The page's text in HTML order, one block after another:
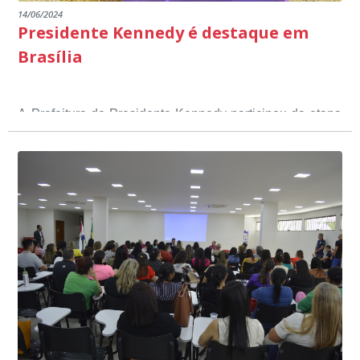
14/06/2024
Presidente Kennedy é destaque em
Brasília
A Prefeitura de Presidente Kennedy participou da etapa
nacional do 12º Prêmio Sebrae Prefeitura
Empreendedora, que visou valorizar e destacar o papel
dos gestores públicos comprometidos com o
desenvolvimento socioeconômico dos municípios, a
partir de iniciativas que estimulam o empreendedorismo,
a competitividade dos pequenos negócios e a
modernização da gestão pública local. O evento
aconteceu nesta terça-feira (11) em Brasília.
O município, conquistou o primeiro lugar na etapa
estadual, sendo premiado com o troféu ouro, na
categoria Inclusão Produtiva, através do Programa Mais